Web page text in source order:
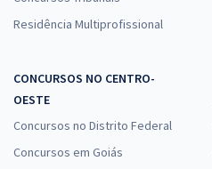
Residência Multiprofissional
CONCURSOS NO CENTRO-
OESTE
Concursos no Distrito Federal
Concursos em Goiás